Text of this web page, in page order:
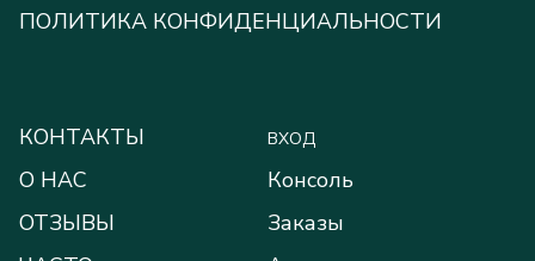
ПОЛИТИКА КОНФИДЕНЦИАЛЬНОСТИ
КОНТАКТЫ
О НАС
ОТЗЫВЫ
ВХОД
Консоль
Заказы